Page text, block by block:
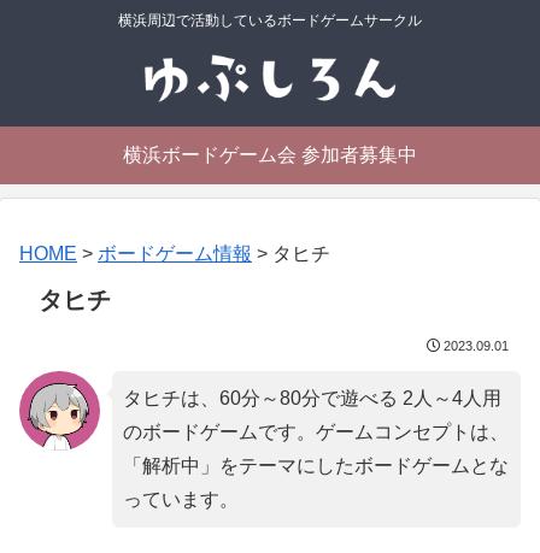
横浜周辺で活動しているボードゲームサークル
横浜ボードゲーム会 参加者募集中
HOME > ボードゲーム情報 > タヒチ
タヒチ
2023.09.01
タヒチは、60分～80分で遊べる 2人～4人用
のボードゲームです。ゲームコンセプトは、
「 解析中 」をテーマにしたボードゲームとな
っています。